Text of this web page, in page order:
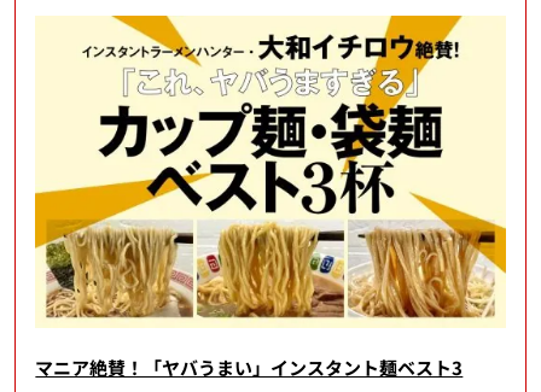
マニア絶賛！「ヤバうまい」インスタント麺ベスト3